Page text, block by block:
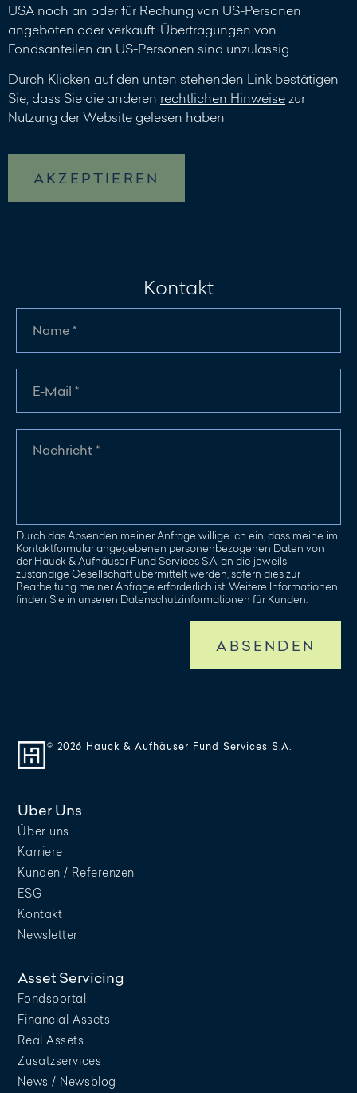
USA noch an oder für Rechung von US-Personen
angeboten oder verkauft. Übertragungen von
Fondsanteilen an US-Personen sind unzulässig.
Durch Klicken auf den unten stehenden Link bestätigen
Sie, dass Sie die anderen rechtlichen Hinweisezur
Nutzung der Website gelesen haben.
AKZEPTIEREN
Kontakt
Durch das Absenden meiner Anfrage willige ich ein, dass meine im
Kontaktformular angegebenen personenbezogenen Daten von
der Hauck & Aufhäuser Fund Services S.A. an die jeweils
zuständige Gesellschaft übermittelt werden, sofern dies zur
Bearbeitung meiner Anfrage erforderlich ist. Weitere Informationen
finden Sie in unseren Datenschutzinformationen für Kunden.
ABSENDEN
© 2026 Hauck & Aufhäuser Fund Services S.A.
Über Uns
Über uns
Karriere
Kunden / Referenzen
ESG
Kontakt
Newsletter
Asset Servicing
Fondsportal
Financial Assets
Real Assets
Zusatzservices
News / Newsblog